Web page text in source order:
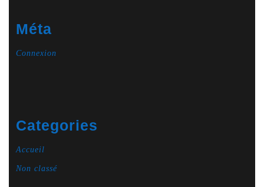
Méta
Connexion
Categories
Accueil
Non classé